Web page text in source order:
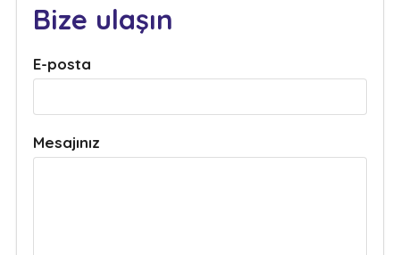
Bize ulaşın
E-posta
Mesajınız